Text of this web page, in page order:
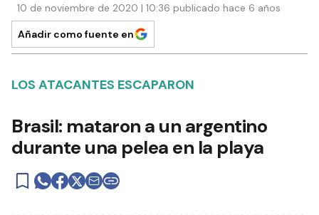
10 de noviembre de 2020 | 10:36 publicado hace 6 años
Añadir como fuente en
LOS ATACANTES ESCAPARON
Brasil: mataron a un argentino
durante una pelea en la playa